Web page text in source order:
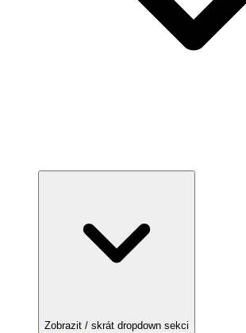
Zobrazit / skrát dropdown sekci